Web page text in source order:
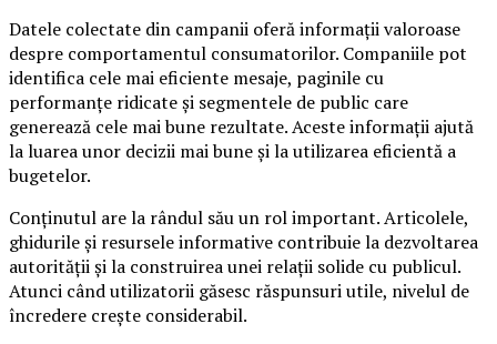
Datele colectate din campanii oferă informații valoroase
despre comportamentul consumatorilor. Companiile pot
identifica cele mai eficiente mesaje, paginile cu
performanțe ridicate și segmentele de public care
generează cele mai bune rezultate. Aceste informații ajută
la luarea unor decizii mai bune și la utilizarea eficientă a
bugetelor.
Conținutul are la rândul său un rol important. Articolele,
ghidurile și resursele informative contribuie la dezvoltarea
autorității și la construirea unei relații solide cu publicul.
Atunci când utilizatorii găsesc răspunsuri utile, nivelul de
încredere crește considerabil.